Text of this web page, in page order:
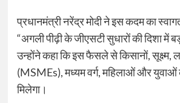
प्रधानमंत्री नरेंद्र मोदी ने इस कदम का
“अगली पीढ़ी के जीएसटी सुधारों की दिशा में
उन्होंने कहा कि इस फैसले से किसानों, सूक्ष्म,
(MSMEs), मध्यम वर्ग, महिलाओं और युवाओं
मिलेगा।